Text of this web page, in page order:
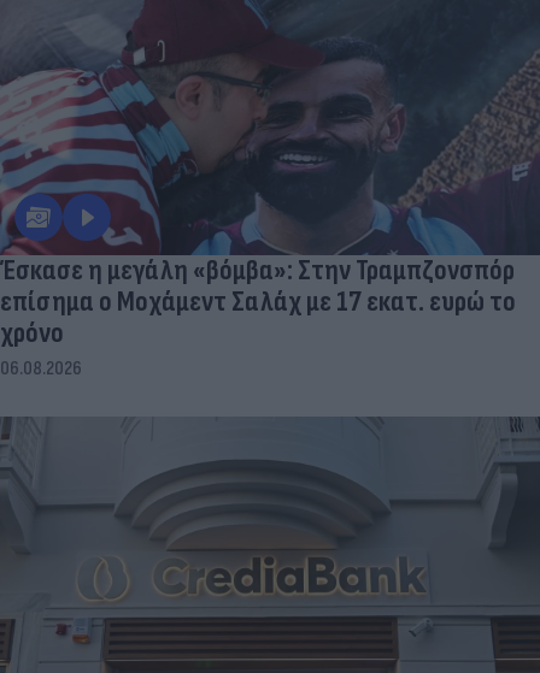
Έσκασε η μεγάλη «βόμβα»: Στην Τραμπζονσπόρ
επίσημα ο Μοχάμεντ Σαλάχ με 17 εκατ. ευρώ το
χρόνο
06.08.2026